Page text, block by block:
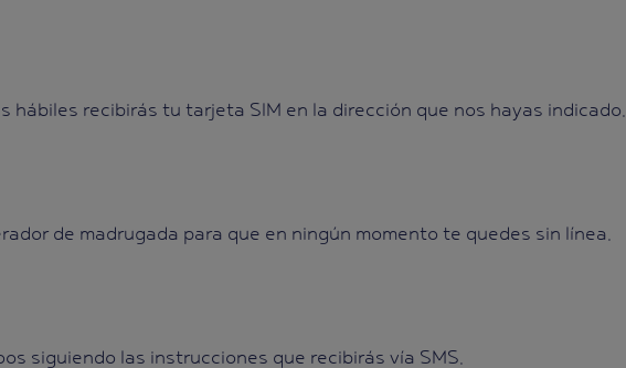
hábiles recibirás tu tarjeta SIM en la dirección que nos hayas indicado.
de madrugada para que en ningún momento te quedes sin línea.
siguiendo las instrucciones que recibirás vía SMS.